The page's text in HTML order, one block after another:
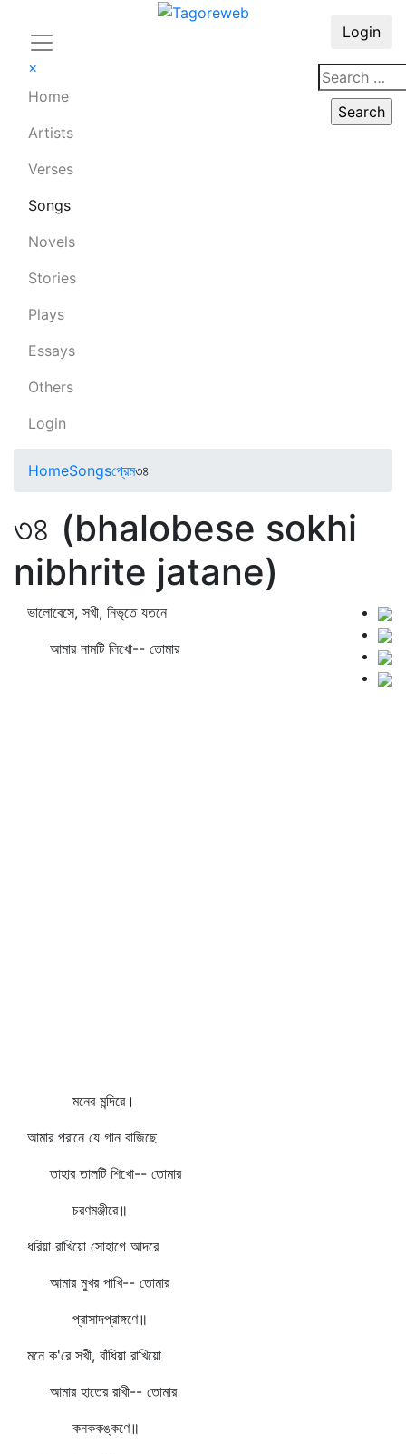
×
Home
Artists
Verses
Songs
Novels
Stories
Plays
Essays
Others
Login
Login
HomeSongsপ্রেম৩৪
৩৪ (bhalobese sokhi
nibhrite jatane)
ভালোবেসে, সখী, নিভৃতে যতনে
আমার নামটি লিখো-- তোমার
মনের মন্দিরে।
আমার পরানে যে গান বাজিছে
তাহার তালটি শিখো-- তোমার
চরণমঞ্জীরে॥
ধরিয়া রাখিয়ো সোহাগে আদরে
আমার মুখর পাখি-- তোমার
প্রাসাদপ্রাঙ্গণে॥
মনে ক'রে সখী, বাঁধিয়া রাখিয়ো
আমার হাতের রাখী-- তোমার
কনককঙ্কণে॥